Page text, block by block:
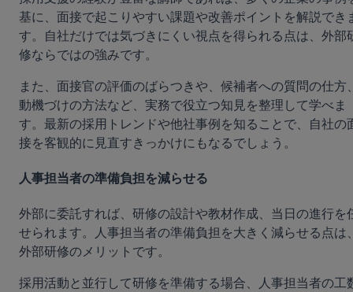
基に、面接で起こりやすい課題や改善ポイントを解説でき
す。自社だけでは気づきにくい視点を得られる点は、外部
修ならではの強みです。
また、面接官の評価のばらつきや、候補者への質問の仕方
動機づけの方法など、実務で役立つ知見を整理して学べま
す。最新の採用トレンドや他社事例を知ることで、自社の
接を客観的に見直すきっかけにもなるでしょう。
人事担当者の準備負担を減らせる
外部に委託すれば、研修の設計や教材作成、当日の進行を
せられます。人事担当者の準備負担を大きく減らせる点は
外部研修のメリットです。
採用活動と並行して研修を準備する場合、人事担当者の工